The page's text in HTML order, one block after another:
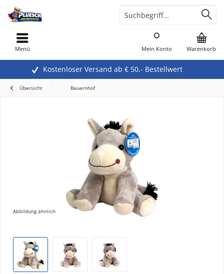
Kostenloser Versand ab € 50,- Bestellwert
Warenkorb
Mein Konto
Menü
Übersicht Bauernhof
Abbildung ähnlich